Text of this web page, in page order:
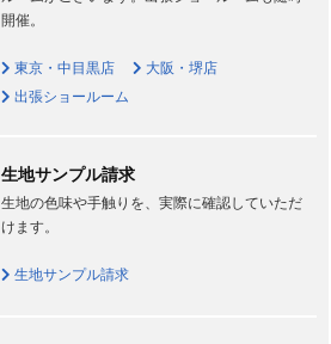
開催。
東京・中目黒店
大阪・堺店
出張ショールーム
生地サンプル請求
生地の色味や手触りを、実際に確認していただ
けます。
生地サンプル請求